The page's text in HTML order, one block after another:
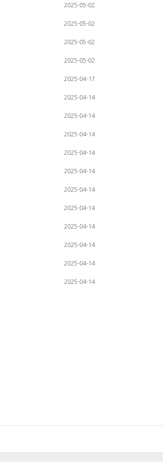
2025-05-02
2025-05-02
2025-05-02
2025-05-02
2025-04-17
2025-04-14
2025-04-14
2025-04-14
2025-04-14
2025-04-14
2025-04-14
2025-04-14
2025-04-14
2025-04-14
2025-04-14
2025-04-14